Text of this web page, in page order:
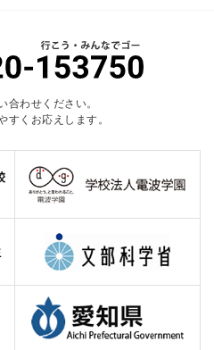
合わせください。
すくお応えします。